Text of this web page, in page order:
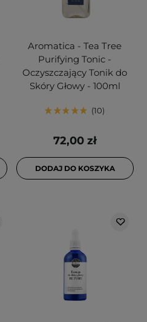
Aromatica - Tea Tree
Purifying Tonic -
Oczyszczający Tonik do
Skóry Głowy - 100ml
10
72,00 zł
DODAJ DO KOSZYKA